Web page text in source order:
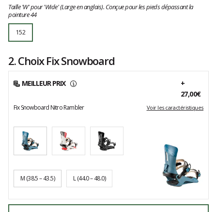
Taille 'W' pour 'Wide' (Large en anglais). Conçue pour les pieds dépassant la
pointure 44
152
2. Choix Fix Snowboard
MEILLEUR PRIX
+
27,00€
Fix Snowboard Nitro Rambler Voir les caractéristiques
M (38.5 – 43.5) L(44.0 – 48.0)